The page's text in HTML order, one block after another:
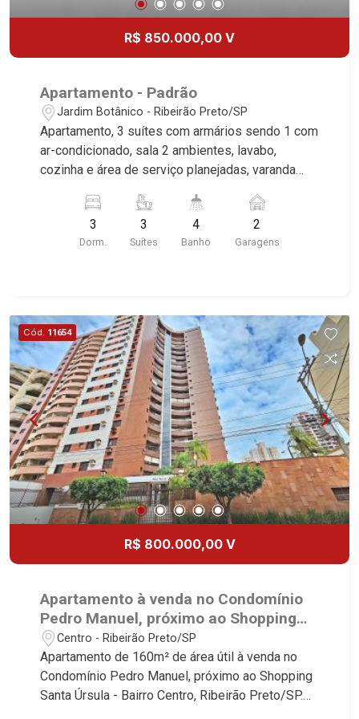
Candeias, Apiacás, Blend Coliving, Una Caramuru,
Quintessence, Liber Condomínio Resort, Asas do
Sul, Tapuias Residencial, Manhattan, Lumiere,
Civitas, Apogeo, Frankfurt, Emerald, Spazio
Solo, Cambuí, Philadelphia, Victória Hill, San
Pierre, Estocolmo, La Défense, Toulouse, Saint
Étienne, Monet, Rembrandt, Montreux, Genève,
Quebec, Blue Note, Noruega, Normandie, Jataí,
Via Frattina e Triomphe. Avenida João Fiúsa, 1051
- Alto da Boa Vista | Ribeirão Preto
R$ 850.000,00 V
Apartamento - Padrão
Jardim Botânico - Ribeirão Preto/SP
Apartamento, 3 suítes com armários sendo 1 com
ar-condicionado, sala 2 ambientes, lavabo,
cozinha e área de serviço planejadas, varanda
localização, próximo ao Parque Carlos Raya.
3
Dorm.
3
Suítes
4
Banho
2
Garagens
Cód. 11654
R$ 800.000,00 V
Apartamento à venda no Condomínio
Pedro Manuel, próximo ao Shopping
Santa Úrsula - Ribeirão Preto/SP.
Centro - Ribeirão Preto/SP
Apartamento de 160m² de área útil à venda no
Condomínio Pedro Manuel, próximo ao Shopping
Santa Úrsula - Bairro Centro, Ribeirão Preto/SP.